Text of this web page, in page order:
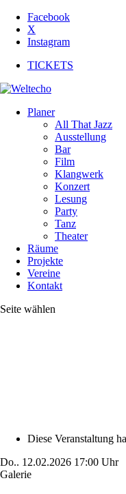
Facebook
X
Instagram
TICKETS
Planer
All That Jazz
Ausstellung
Bar
Film
Klangwerk
Konzert
Lesung
Party
Tanz
Theater
Räume
Projekte
Vereine
Kontakt
Seite wählen
Diese Veranstaltung
Do.. 12.02.2026 17:00 Uhr
Galerie